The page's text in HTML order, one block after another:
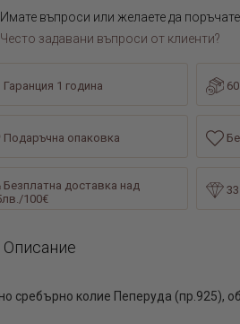
Имате въпроси или желаете да
Често задавани въпроси от клиенти?
Гаранция 1 година
Подаръчна опаковка
Безплатна доставка над
100€
Описание
сребърно колие Пеперуда (пр.925),